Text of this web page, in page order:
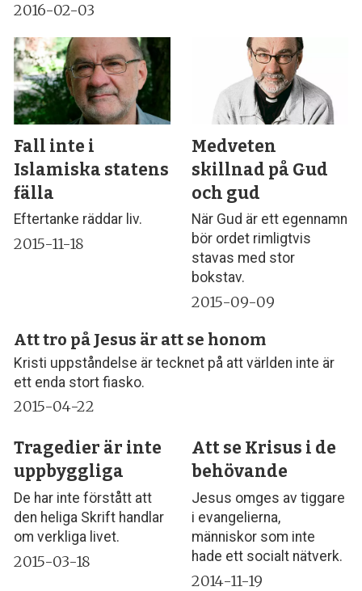
2016-02-03
Fall inte i
Islamiska statens
fälla
Eftertanke räddar liv.
2015-11-18
Medveten
skillnad på Gud
och gud
När Gud är ett egennamn
bör ordet rimligtvis
stavas med stor
bokstav.
2015-09-09
Att tro på Jesus är att se honom
Kristi uppståndelse är tecknet på att världen inte är
ett enda stort fiasko.
2015-04-22
Tragedier är inte
uppbyggliga
De har inte förstått att
den heliga Skrift handlar
om verkliga livet.
2015-03-18
Att se Krisus i de
behövande
Jesus omges av tiggare
i evangelierna,
människor som inte
hade ett socialt nätverk.
2014-11-19